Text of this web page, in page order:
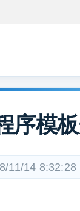
序模
11/14 8:32:28